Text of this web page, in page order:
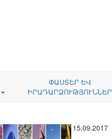
ՓԱՍՏԵՐ ԵՎ
ԻՐԱԴԱՐՁՈՒԹՅՈՒՆՆԵՐ
15.09.2017